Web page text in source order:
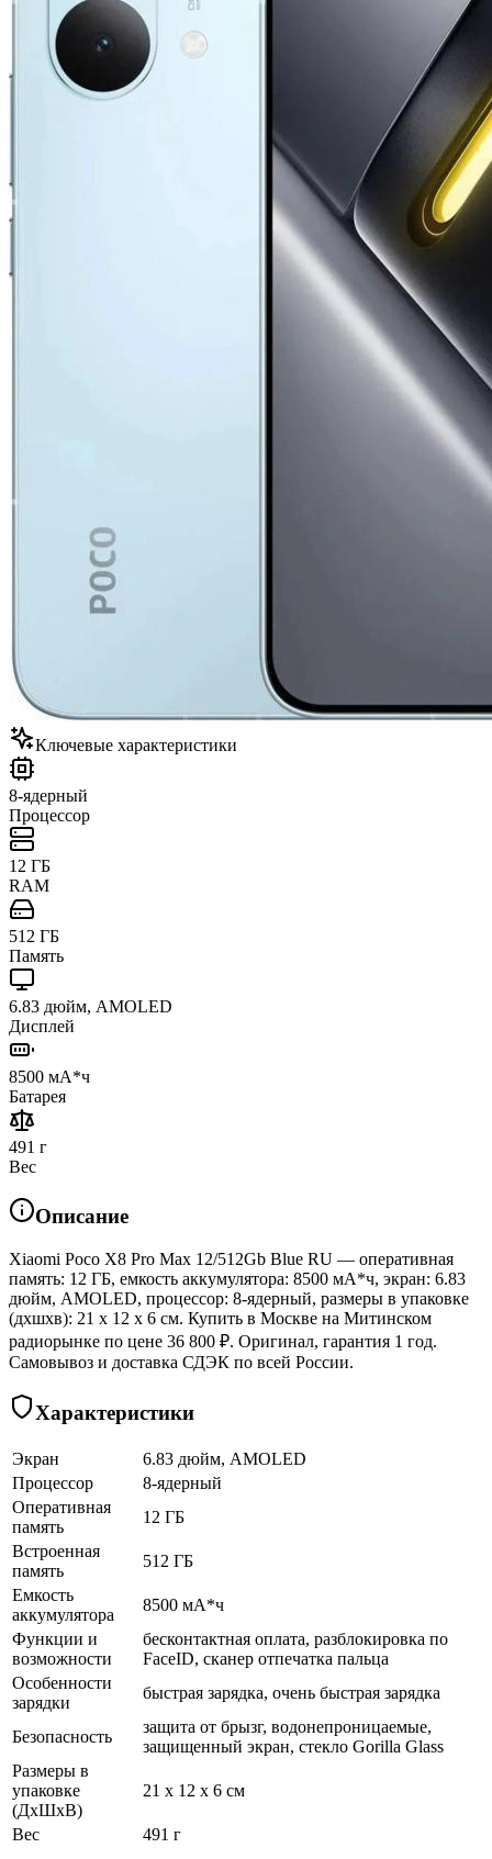
Ключевые характеристики
8-ядерный
Процессор
12 ГБ
RAM
512 ГБ
Память
6.83 дюйм, AMOLED
Дисплей
8500 мА*ч
Батарея
491 г
Вес
Описание
Xiaomi Poco X8 Pro Max 12/512Gb Blue RU — оперативная
память: 12 ГБ, емкость аккумулятора: 8500 мА*ч, экран: 6.83
дюйм, AMOLED, процессор: 8-ядерный, размеры в упаковке
(дхшхв): 21 x 12 x 6 см. Купить в Москве на Митинском
радиорынке по цене 36 800 ₽. Оригинал, гарантия 1 год.
Самовывоз и доставка СДЭК по всей России.
Характеристики
Экран
6.83 дюйм, AMOLED
Процессор
8-ядерный
Оперативная
память
12 ГБ
Встроенная
память
512 ГБ
Емкость
аккумулятора
8500 мА*ч
Функции и
возможности
бесконтактная оплата, разблокировка по
FaceID, сканер отпечатка пальца
Особенности
зарядки
быстрая зарядка, очень быстрая зарядка
Безопасность
защита от брызг, водонепроницаемые,
защищенный экран, cтекло Gorilla Glass
Размеры в
упаковке
(ДхШхВ)
21 x 12 x 6 см
Вес 491 г